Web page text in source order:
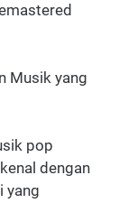
Musik yang
pop
dengan
yang